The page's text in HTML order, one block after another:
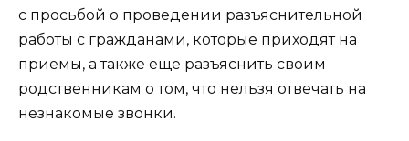
с просьбой о проведении разъяснительной
работы с гражданами, которые приходят на
приемы, а также еще разъяснить своим
родственникам о том, что нельзя отвечать на
незнакомые звонки.